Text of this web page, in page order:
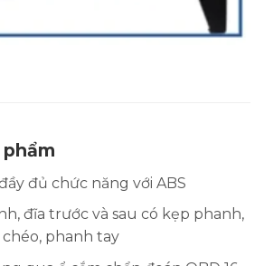
đủ chức năng với ABS
đĩa trước và sau có kẹp phanh,
phanh tay